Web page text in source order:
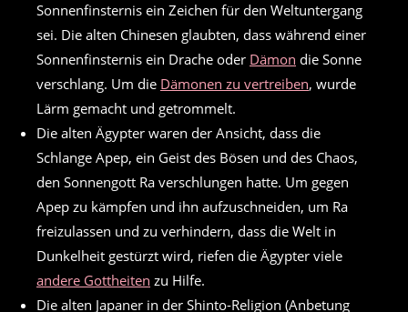
Sonnenfinsternis ein Zeichen für den Weltuntergang
sei. Die alten Chinesen glaubten, dass während einer
Sonnenfinsternis ein Drache oder Dämon die Sonne
verschlang. Um die Dämonen zu vertreiben, wurde
Lärm gemacht und getrommelt.
Die alten Ägypter waren der Ansicht, dass die
Schlange Apep, ein Geist des Bösen und des Chaos,
den Sonnengott Ra verschlungen hatte. Um gegen
Apep zu kämpfen und ihn aufzuschneiden, um Ra
freizulassen und zu verhindern, dass die Welt in
Dunkelheit gestürzt wird, riefen die Ägypter viele
andere Gottheiten zu Hilfe.
Die alten Japaner in der Shinto-Religion (Anbetung